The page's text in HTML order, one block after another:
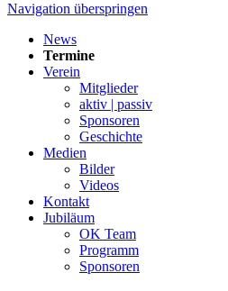
Navigation überspringen
News
Termine
Verein
Mitglieder
aktiv | passiv
Sponsoren
Geschichte
Medien
Bilder
Videos
Kontakt
Jubiläum
OK Team
Programm
Sponsoren